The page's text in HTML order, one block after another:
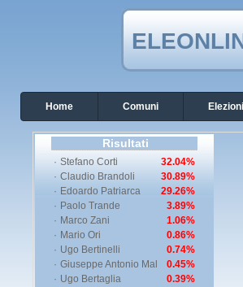
Home Comuni Elezioni
Risultati
· Stefano Corti
32.04%
· Claudio Brandoli
30.89%
· Edoardo Patriarca
29.26%
· Paolo Trande
3.89%
· Marco Zani
1.06%
· Mario Ori
0.86%
· Ugo Bertinelli
0.74%
· Giuseppe Antonio Mal
0.45%
· Ugo Bertaglia
0.39%